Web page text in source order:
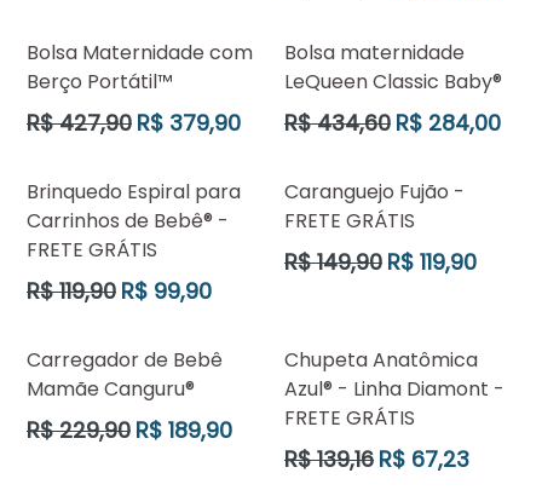
Bolsa Maternidade com
Berço Portátil™
Preço
R$ 427,90 R$ 379,90
Bolsa maternidade
LeQueen Classic Baby®
Preço
R$ 434,60 R$ 284,00
Brinquedo Espiral para
Carrinhos de Bebê® -
FRETE GRÁTIS
Preço
R$ 119,90 R$ 99,90
Caranguejo Fujão -
FRETE GRÁTIS
Preço
R$ 149,90 R$ 119,90
Carregador de Bebê
Mamãe Canguru®
Preço
R$ 229,90 R$ 189,90
Chupeta Anatômica
Azul® - Linha Diamont -
FRETE GRÁTIS
Preço
R$ 139,16 R$ 67,23